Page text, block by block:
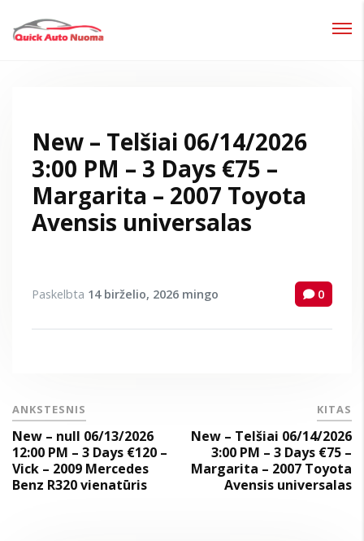
New – Telšiai 06/14/2026
3:00 PM – 3 Days €75 –
Margarita – 2007 Toyota
Avensis universalas
Paskelbta 14 birželio, 2026 mingo 0
ANKSTESNIS
New – null 06/13/2026
12:00 PM – 3 Days €120 –
Vick – 2009 Mercedes
Benz R320 vienatūris
KITAS
New – Telšiai 06/14/2026
3:00 PM – 3 Days €75 –
Margarita – 2007 Toyota
Avensis universalas